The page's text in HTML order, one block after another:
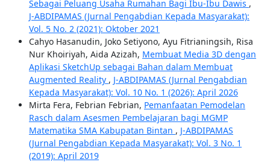
Sebagai Peluang Usaha Rumahan Bagi Ibu-Ibu Dawis ,
J-ABDIPAMAS (Jurnal Pengabdian Kepada Masyarakat):
Vol. 5 No. 2 (2021): Oktober 2021
Cahyo Hasanudin, Joko Setiyono, Ayu Fitrianingsih, Risa
Nur Khoiriyah, Aida Azizah, Membuat Media 3D dengan
Aplikasi SketchUp sebagai Bahan dalam Membuat
Augmented Reality , J-ABDIPAMAS (Jurnal Pengabdian
Kepada Masyarakat): Vol. 10 No. 1 (2026): April 2026
Mirta Fera, Febrian Febrian, Pemanfaatan Pemodelan
Rasch dalam Asesmen Pembelajaran bagi MGMP
Matematika SMA Kabupatan Bintan , J-ABDIPAMAS
(Jurnal Pengabdian Kepada Masyarakat): Vol. 3 No. 1
(2019): April 2019